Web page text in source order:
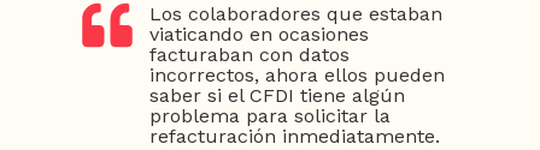
Los colaboradores que estaban
viaticando en ocasiones
facturaban con datos
incorrectos, ahora ellos pueden
saber si el CFDI tiene algún
problema para solicitar la
refacturación inmediatamente.